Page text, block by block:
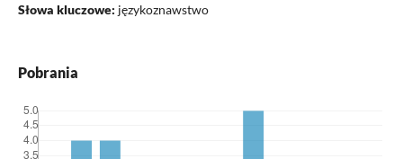
Słowa kluczowe: językoznawstwo
Pobrania